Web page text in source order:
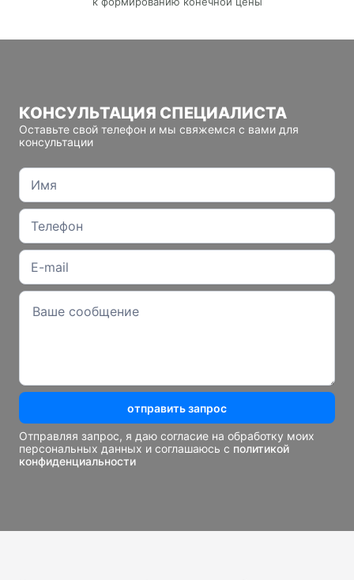
КОНСУЛЬТАЦИЯ СПЕЦИАЛИСТА
Оставьте свой телефон и мы свяжемся с вами для
консультации
отправить запрос
Отправляя запрос, я даю согласие на обработку моих
персональных данных и соглашаюсь с политикой
конфиденциальности